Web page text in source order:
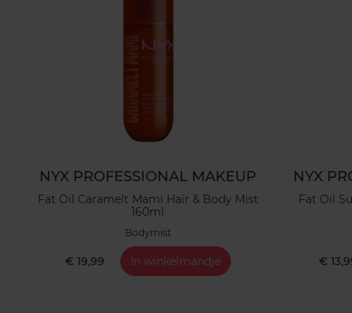
NYX PROFESSIONAL MAKEUP
Fat Oil Caramelt Mami Hair & Body Mist
160ml
Bodymist
€ 19,99 In winkelmandje
NYX
Fat Oil
€